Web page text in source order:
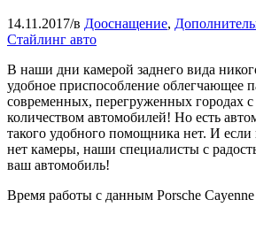
14.11.2017/в Дооснащение,
Стайлинг авто
В наши дни камерой заднего вида
удобное приспособление облегчающее
современных, перегруженных городах
количеством автомобилей! Но есть
такого удобного помощника нет. И
нет камеры, наши специалисты с
ваш автомобиль!
Время работы с данным Porsche